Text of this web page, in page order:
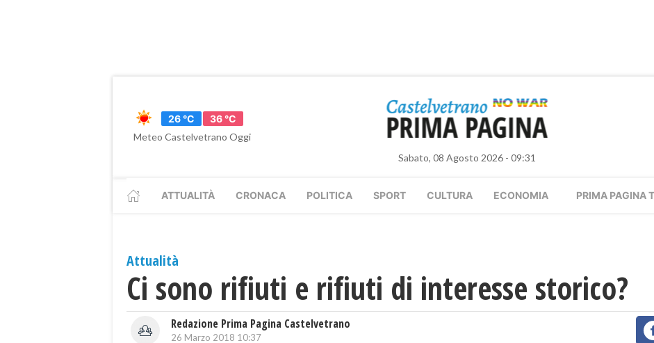
26 °C
36 °C
Meteo Castelvetrano Oggi
Sabato, 08 Agosto 2026 - 09:31
ATTUALITÀ CRONACA POLITICA SPORT CULTURA ECONOMIA PRIMA PAGINA
Attualità
Ci sono rifiuti e rifiuti di interesse storico?
Redazione Prima Pagina Castelvetrano
26 Marzo 2018 10:37